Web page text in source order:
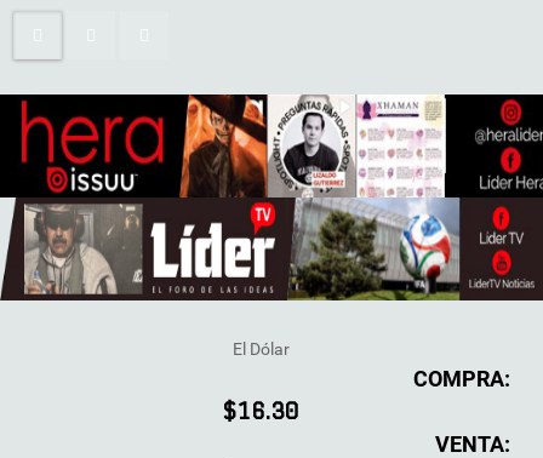
El Dólar
COMPRA:
$16.30
VENTA: